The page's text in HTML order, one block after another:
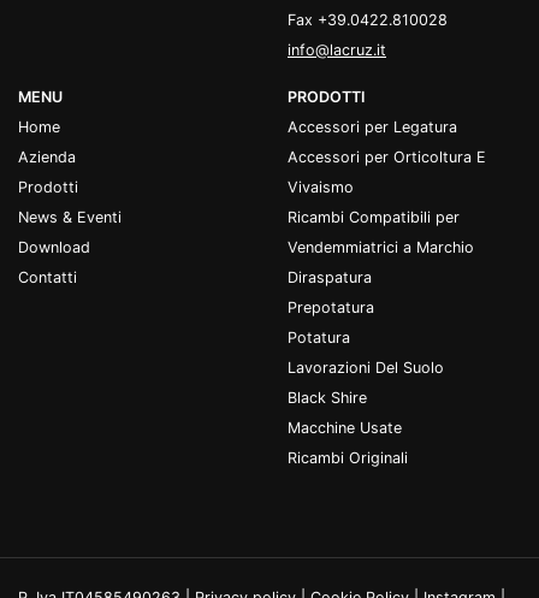
Fax +39.0422.810028
info@lacruz.it
MENU
Home
Azienda
Prodotti
News & Eventi
Download
Contatti
PRODOTTI
Accessori per Legatura
Accessori per Orticoltura E
Vivaismo
Ricambi Compatibili per
Vendemmiatrici a Marchio
Diraspatura
Prepotatura
Potatura
Lavorazioni Del Suolo
Black Shire
Macchine Usate
Ricambi Originali